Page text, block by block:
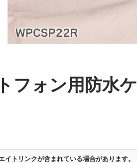
フォン用防水ケ
イトリンクが含まれている場合があります。